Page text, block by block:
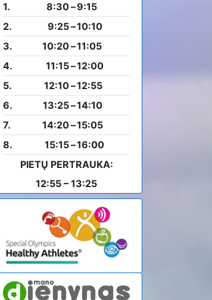
1. 8:30–9:15
2.
9:25–10:10
3.
10:20–11:05
4.
11:15–12:00
5.
12:10–12:55
6.
13:25–14:10
7.
14:20–15:05
8.
15:15–16:00
PIETŲ PERTRAUKA:
12:55 – 13:25